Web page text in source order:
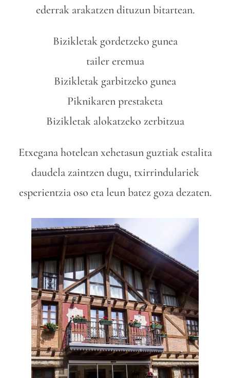
ederrak arakatzen dituzun bitartean.
Bizikletak gordetzeko gunea
tailer eremua
Bizikletak garbitzeko gunea
Piknikaren prestaketa
Bizikletak alokatzeko zerbitzua
Etxegana hotelean xehetasun guztiak estalita
daudela zaintzen dugu, txirrindulariek
esperientzia oso eta leun batez goza dezaten.